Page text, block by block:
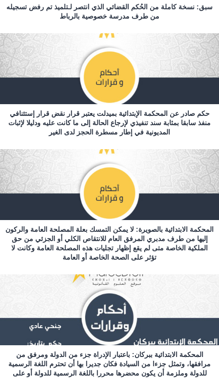
سبق: نسخة كاملة من الحُكم القضائي الذي انتصر لـتلميذ تم رفض تسجيله
من طرف مدرسة خصوصية بالرباط
حكم صادر عن المحكمة الإبتدائية بميدلت يعتبر قرار نقض قرار إستئنافي
منفذ سابقا بمثابة سند تنفيذي لإرجاع الحالة إلى ما كانت عليه ودليلا لإثبات
المديونية في إطار مسطرة الحجز لدى الغير
المحكمة الابتدائية بالصويرة: لا يمكن التمسك بعلة المصلحة العامة والركون
إليها من طرف مدبري المرفق العام للانتقاص الكلي أو الجزئي من حق
الملكية الخاصة متى لم يقع إظهار تجليات هذه المصلحة العامة وكانت لا
تؤثر على الصحة الخاصة أو العامة
المحكمة الابتدائية ببركان: باعتبار الإدراة جزء من الدولة ومرفق من
مرافقها، وتمثل جزءا من السيادة فكان جديرا بها أن تحترم اللغة الرسمية
للدولة وملزمة أن يكون محضرها محررا باللغة الرسمية للدولة أو على